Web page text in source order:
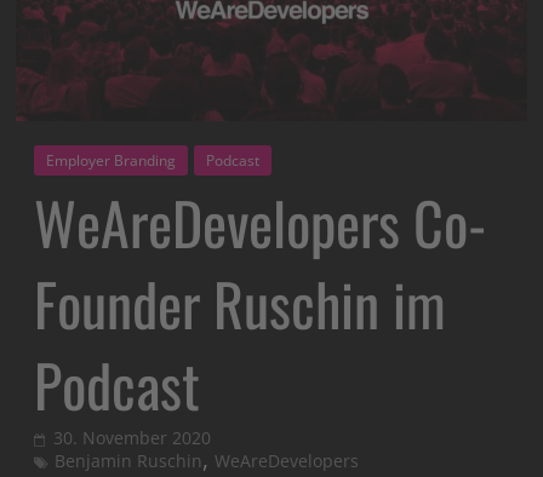
Employer Branding Podcast
WeAreDevelopers Co-
Founder Ruschin im
Podcast
30. November 2020
Benjamin Ruschin,WeAreDevelopers